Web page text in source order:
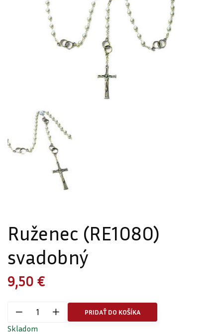
Ruženec (RE1080)
svadobný
9,50 €
PRIDAŤ DO KOŠÍKA
Skladom